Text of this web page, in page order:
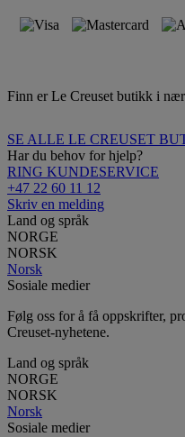
Finn er Le Creuset butikk i
SE ALLE LE CREUSET
Har du behov for hjelp?
RING KUNDESERVICE
+47 22 60 11 12
Skriv en melding
Land og språk
NORGE
NORSK
Norsk
Sosiale medier
Følg oss for å få oppskrifter,
Creuset-nyhetene.
Land og språk
NORGE
NORSK
Norsk
Sosiale medier